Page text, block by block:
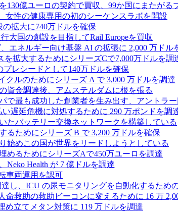
130億ユーロの契約で買収、99か国にまたがる
女性の健康専用の初のシーケンスラボを開設
の拡大に740万ドルを確保
大国の創設を目指してRail Europeを買収
エネルギー向け基盤 AI の拡張に 2,000 万ドル
を拡大するためにシリーズCで7,000万ドルを調
レシードとして140万ドルを確保
クルのためにシリーズ A で 3,000 万ドルを調達
資金調達後、アムステルダムに根を張る
で最も成功した創業者を生み出す、アントラ
遅延危機に対処するために 290 万ポンドを調
たバッテリー交換ネットワークを構築している
るためにシリーズ B で 3,200 万ドルを確保
始めこの国が世界をリードしようとしている
めるためにシリーズAで450万ユーロを調達
Neko Health が 7 億ドルを調達
車両運用を認可
し、ICU の尿モニタリングを自動化するため
命救助の救助ビーコンに変えるために 16 万
め立てメタン対策に 119 万ドルを調達